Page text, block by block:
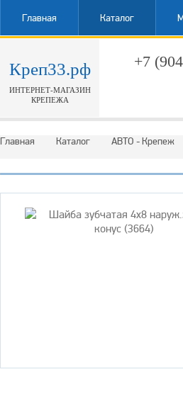
Главная Каталог
Креп33.рф
ИНТЕРНЕТ-МАГАЗИН
КРЕПЕЖА
+7
Главная Каталог АВТО - Крепеж